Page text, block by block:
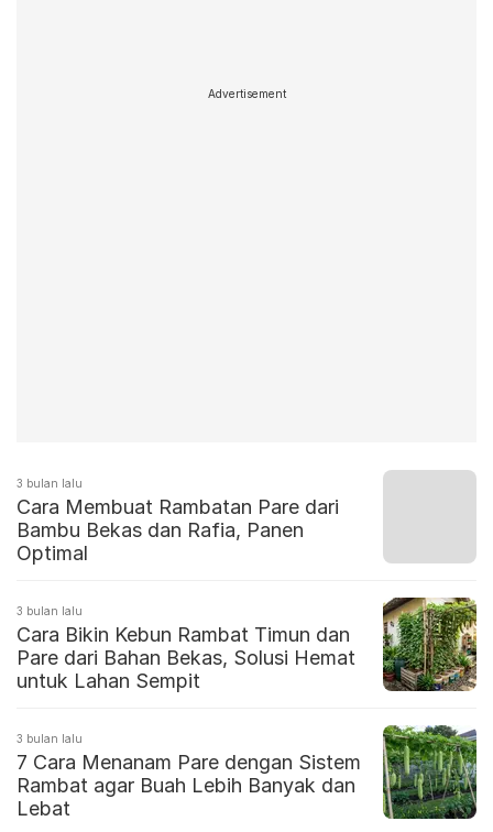
Advertisement
3 bulan lalu
Cara Membuat Rambatan Pare dari
Bambu Bekas dan Rafia, Panen
Optimal
3 bulan lalu
Cara Bikin Kebun Rambat Timun dan
Pare dari Bahan Bekas, Solusi Hemat
untuk Lahan Sempit
3 bulan lalu
7 Cara Menanam Pare dengan Sistem
Rambat agar Buah Lebih Banyak dan
Lebat